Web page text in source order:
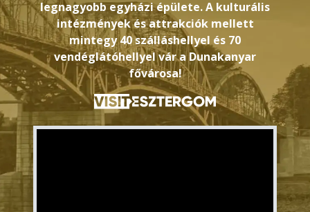
legnagyobb egyházi épülete. A kulturális
intézmények és attrakciók mellett
mintegy 40 szálláshellyel és 70
vendéglátóhellyel vár a Dunakanyar
fővárosa!